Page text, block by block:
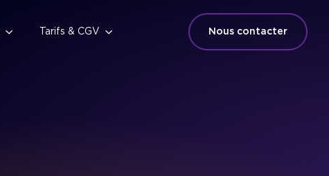
Tarifs & CGV Nous contacter